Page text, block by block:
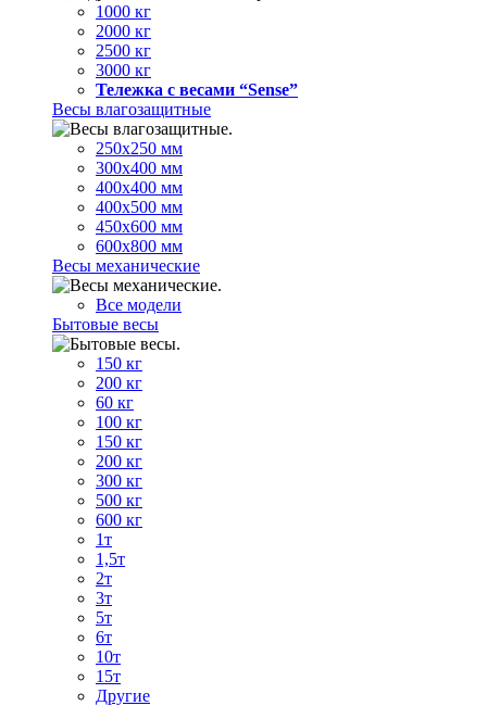
1000 кг
2000 кг
2500 кг
3000 кг
Тележка с весами “Sense”
Весы влагозащитные
250х250 мм
300х400 мм
400х400 мм
400х500 мм
450х600 мм
600х800 мм
Весы механические
Все модели
Бытовые весы
150 кг
200 кг
60 кг
100 кг
150 кг
200 кг
300 кг
500 кг
600 кг
1т
1,5т
2т
3т
5т
6т
10т
15т
Другие